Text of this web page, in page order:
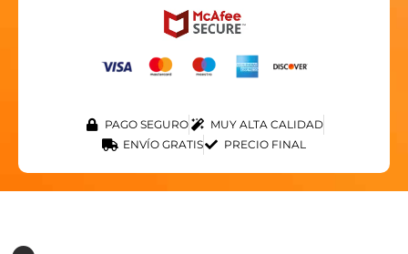
PAGO SEGURO
MUY ALTA CALIDAD
ENVÍO GRATIS
PRECIO FINAL